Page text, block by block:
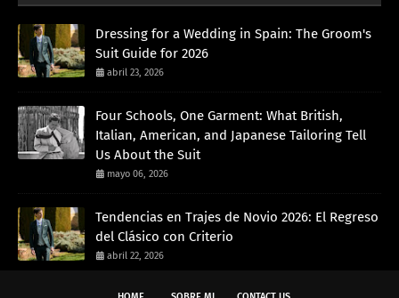
Dressing for a Wedding in Spain: The Groom's
Suit Guide for 2026
abril 23, 2026
Four Schools, One Garment: What British,
Italian, American, and Japanese Tailoring Tell
Us About the Suit
mayo 06, 2026
Tendencias en Trajes de Novio 2026: El Regreso
del Clásico con Criterio
abril 22, 2026